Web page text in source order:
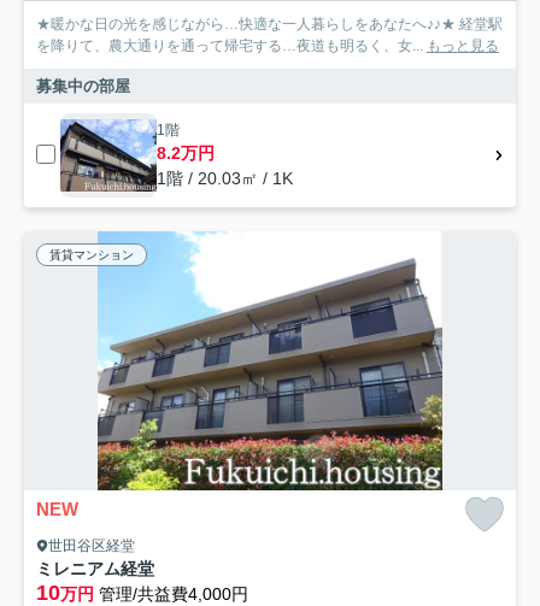
★暖かな日の光を感じながら…快適な一人暮らしをあなたへ♪♪★ 経堂駅
を降りて、農大通りを通って帰宅する…夜道も明るく、女...
もっと見る
募集中の部屋
1階
8.2万円
1階 / 20.03㎡ / 1K
賃貸マンション
NEW
世田谷区経堂
ミレニアム経堂
10万円 管理/共益費4,000円